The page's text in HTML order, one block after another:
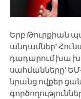
Երբ Թուրքիան
անդամներ’
դադարում խա
սահմանները’
նրանց ովքեր